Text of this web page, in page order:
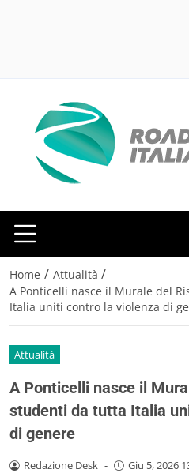
Home / Attualità /
A Ponticelli nasce il Murale del
Italia uniti contro la violenza di
Attualità
A Ponticelli nasce il
studenti da tutta Italia
di genere
Redazione Desk - Giu 5, 2026